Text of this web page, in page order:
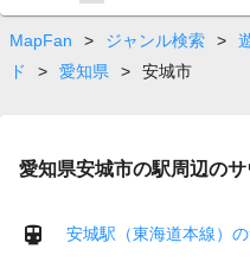
on
page
MapFan > ジャンル検索 >
ド
> 愛知県 > 安城市
愛知県安城市の駅周辺の
安城駅（東海道本線）